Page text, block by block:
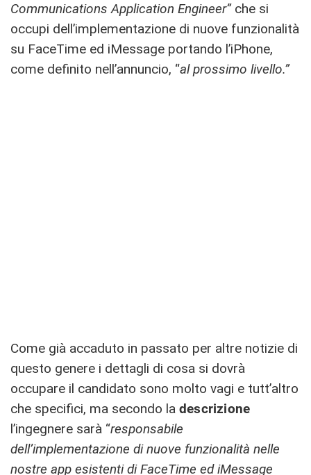
Communications Application Engineer”che si
occupi dell’implementazione di nuove funzionalità
su FaceTime ed iMessage portando l’iPhone,
come definito nell’annuncio, “al prossimo livello.”
Come già accaduto in passato per altre notizie di
questo genere i dettagli di cosa si dovrà
occupare il candidato sono molto vagi e tutt’altro
che specifici, ma secondo la descrizione
l’ingegnere sarà “responsabile
dell’implementazione di nuove funzionalità nelle
nostre app esistenti di FaceTime ed iMessage